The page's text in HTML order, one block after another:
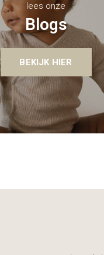
lees onze
Blogs
BEKIJK HIER